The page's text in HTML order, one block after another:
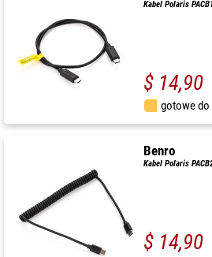
Kabel Polaris
$ 14,90
gotowe do
Benro
Kabel Polaris
$ 14,90